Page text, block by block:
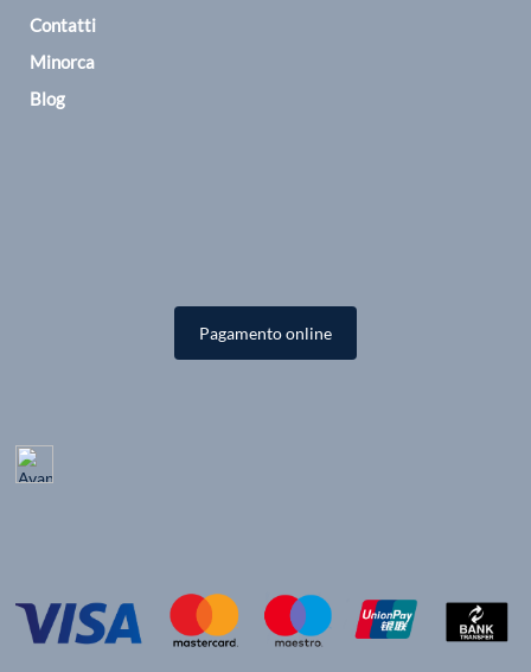
Contatti
Minorca
Blog
Pagamento online